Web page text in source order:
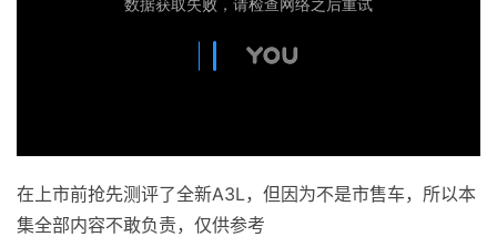
在上市前抢先测评了全新A3L，但因为不是市售车，所以本
集全部内容不敢负责，仅供参考